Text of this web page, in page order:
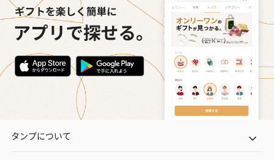
かき氷入浴剤4点セット
（ブルー）（748円）
かき氷入浴剤4点セット
（イエロー）（748円）
バスフラワー
【Thank you
タンプについて